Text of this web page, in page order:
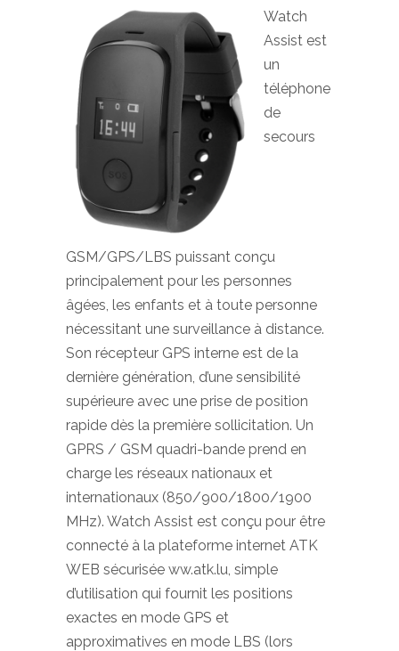
Watch
Assist est
un
téléphone
de
secours
GSM/GPS/LBS puissant conçu
principalement pour les personnes
âgées, les enfants et à toute personne
nécessitant une surveillance à distance.
Son récepteur GPS interne est de la
dernière génération, d’une sensibilité
supérieure avec une prise de position
rapide dès la première sollicitation. Un
GPRS / GSM quadri-bande prend en
charge les réseaux nationaux et
internationaux (850/900/1800/1900
MHz). Watch Assist est conçu pour être
connecté à la plateforme internet ATK
WEB sécurisée ww.atk.lu, simple
d’utilisation qui fournit les positions
exactes en mode GPS et
approximatives en mode LBS (lors